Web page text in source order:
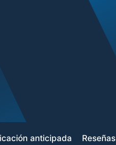
anticipada Reseñas